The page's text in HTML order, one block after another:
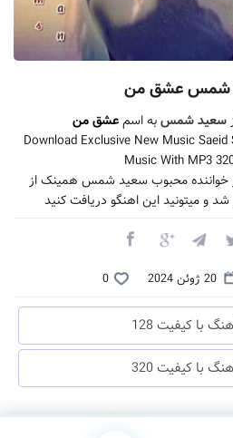
شمس عشق من
سعید شمسبه اسمعشق من
Download Exclusive New Music
Music With MP3
خواننده محبوب سعید شمس همینک از
و میتونید این اهنگو دریافت کنید
20 ژوئن 2024 0
با کیفیت 128
با کیفیت 320